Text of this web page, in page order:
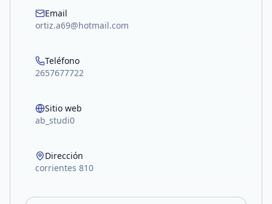
Email
ortiz.a69@hotmail.com
Teléfono
2657677722
Sitio web
ab_studi0
Dirección
corrientes 810